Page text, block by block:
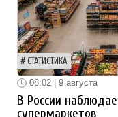
СТАТИСТИКА
08:02 | 9 августа
В России
супермаркетов